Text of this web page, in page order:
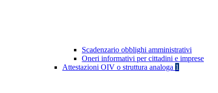
Scadenzario obblighi amministrativi
Oneri informativi per cittadini e imprese
Attestazioni OIV o struttura analoga 1